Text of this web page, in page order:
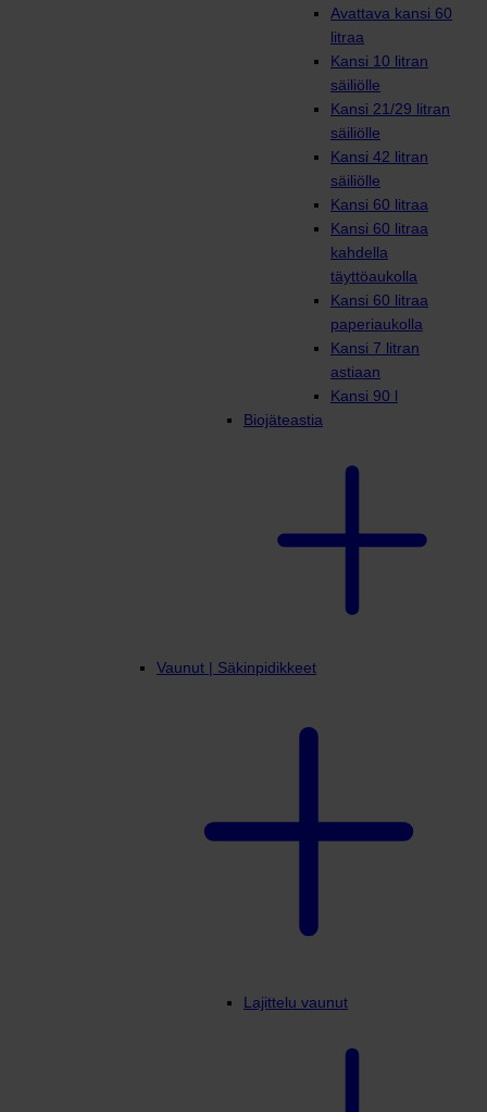
Avattava kansi 60
litraa
Kansi 10 litran
säiliölle
Kansi 21/29 litran
säiliölle
Kansi 42 litran
säiliölle
Kansi 60 litraa
Kansi 60 litraa
kahdella
täyttöaukolla
Kansi 60 litraa
paperiaukolla
Kansi 7 litran
astiaan
Kansi 90 l
Biojäteastia
Vaunut | Säkinpidikkeet
Lajittelu vaunut